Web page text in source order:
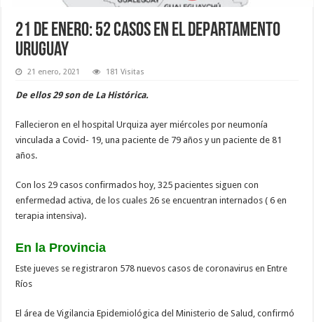
21 de enero: 52 casos en el departamento
Uruguay
21 enero, 2021 181 Visitas
De ellos 29 son de La Histórica.
Fallecieron en el hospital Urquiza ayer miércoles por neumonía
vinculada a Covid- 19, una paciente de 79 años y un paciente de 81
años.
Con los 29 casos confirmados hoy, 325 pacientes siguen con
enfermedad activa, de los cuales 26 se encuentran internados ( 6 en
terapia intensiva).
En la Provincia
Este jueves se registraron 578 nuevos casos de coronavirus en Entre
Ríos
El área de Vigilancia Epidemiológica del Ministerio de Salud, confirmó